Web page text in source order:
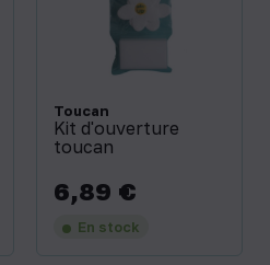
Toucan
Kit d'ouverture
toucan
Prix
6,89 €
En stock